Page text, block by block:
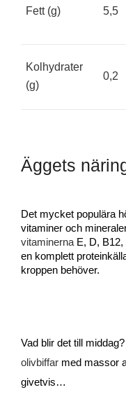
Fett (g) 5,5
Kolhydrater
(g)
0,2
Äggets
Det mycket populära
vitaminerna E, D,
en komplett
kroppen behöver.
olivbiffar med massor
givetvis…